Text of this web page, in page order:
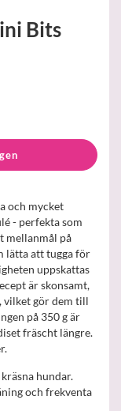
Bits
och mycket
- perfekta som
mellanmål på
lätta att tugga för
uppskattas
är skonsamt,
vilket gör dem till
på 350 g är
fräscht längre.
hundar.
och frekventa